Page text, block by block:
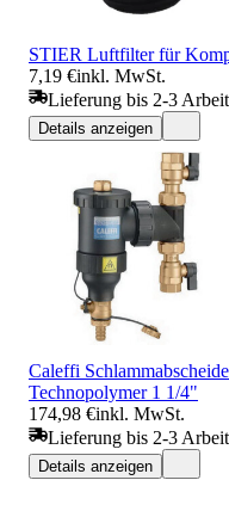
STIER Luftfilter für
7,19 €inkl. MwSt.
Lieferung bis 2-3
Details anzeigen
Caleffi
Technopolymer 1 1/4"
174,98 €inkl. MwSt.
Lieferung bis 2-3
Details anzeigen